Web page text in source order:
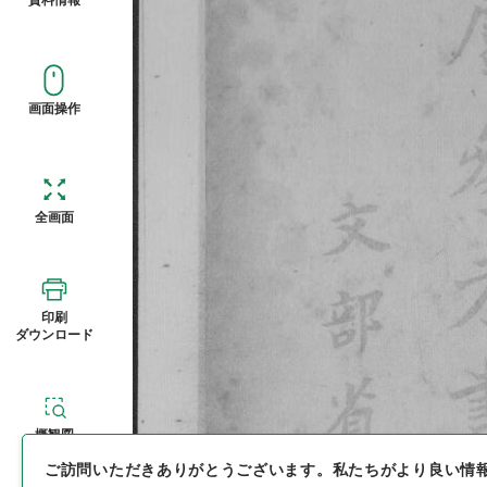
画面操作
全画面
印刷
ダウンロード
概観図
ご訪問いただきありがとうございます。 私たちがより良い情